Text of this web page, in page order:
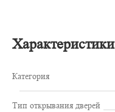
Характеристики
Категория
Тип открывания дверей